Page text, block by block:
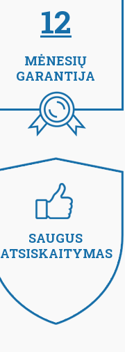
12
MĖNESIŲ
GARANTIJA
SAUGUS
ATSISKAITYMAS